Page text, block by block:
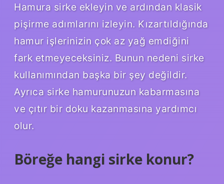
Hamura sirke ekleyin ve ardından klasik
pişirme adımlarını izleyin. Kızartıldığında
hamur işlerinizin çok az yağ emdiğini
fark etmeyeceksiniz. Bunun nedeni sirke
kullanımından başka bir şey değildir.
Ayrıca sirke hamurunuzun kabarmasına
ve çıtır bir doku kazanmasına yardımcı
olur.
Böreğe hangi sirke konur?